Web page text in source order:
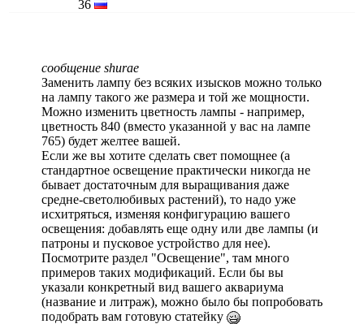
36
сообщение shurae
Заменить лампу без всяких изысков можно только
на лампу такого же размера и той же мощности.
Можно изменить цветность лампы - например,
цветность 840 (вместо указанной у вас на лампе
765) будет желтее вашей.
Если же вы хотите сделать свет помощнее (а
стандартное освещение практически никогда не
бывает достаточным для выращивания даже
средне-светолюбивых растений), то надо уже
исхитряться, изменяя конфигурацию вашего
освещения: добавлять еще одну или две лампы (и
патроны и пусковое устройство для нее).
Посмотрите раздел "Освещение", там много
примеров таких модификаций. Если бы вы
указали конкретный вид вашего аквариума
(название и литраж), можно было бы попробовать
подобрать вам готовую статейку